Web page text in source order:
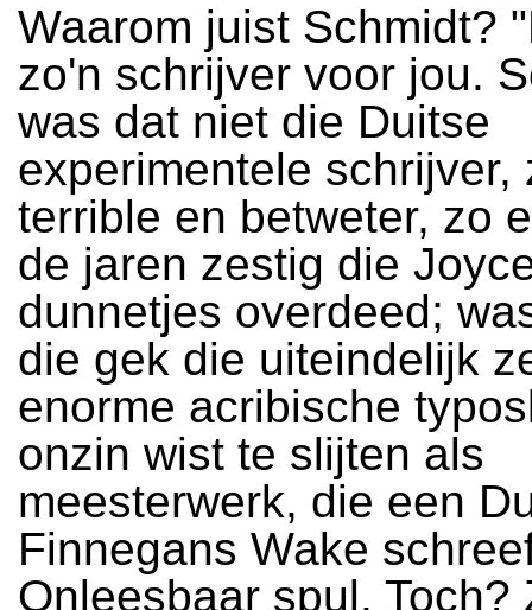
Waarom juist Schmidt?
zo'n schrijver voor jou.
was dat niet die Duitse
experimentele schrijver,
terrible en betweter, zo
de jaren zestig die
dunnetjes overdeed;
die gek die uiteindelijk
enorme acribische
onzin wist te slijten als
meesterwerk, die een
Finnegans Wake
Onleesbaar spul. Toch?